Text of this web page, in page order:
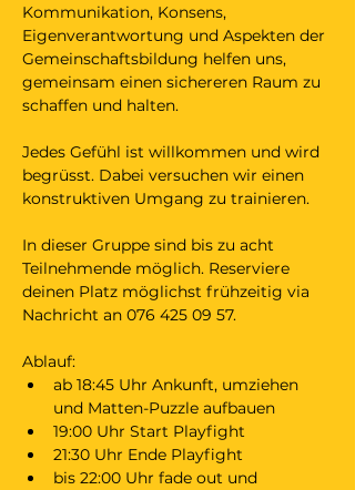
Kommunikation, Konsens,
Eigenverantwortung und Aspekten der
Gemeinschaftsbildung helfen uns,
gemeinsam einen sichereren Raum zu
schaffen und halten.
Jedes Gefühl ist willkommen und wird
begrüsst. Dabei versuchen wir einen
konstruktiven Umgang zu trainieren.
In dieser Gruppe sind bis zu acht
Teilnehmende möglich. Reserviere
deinen Platz möglichst frühzeitig via
Nachricht an 076 425 09 57.
Ablauf:
ab 18:45 Uhr Ankunft, umziehen
und Matten-Puzzle aufbauen
19:00 Uhr Start Playfight
21:30 Uhr Ende Playfight
bis 22:00 Uhr fade out und